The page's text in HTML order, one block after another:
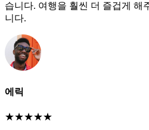
습니다. 여행을 훨씬 더 즐겁게 해
니다.
에릭
★★★★★